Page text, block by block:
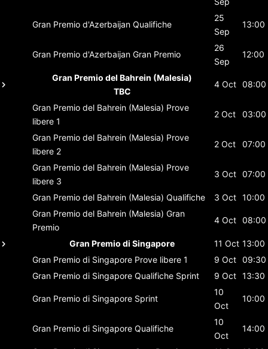
Gran Premio d'Azerbaijan Qualifiche
25
Sep
13:00
Gran Premio d'Azerbaijan Gran Premio
26
Sep
12:00
Gran Premio del Bahrein (Malesia)
TBC
4 Oct 08:00
Gran Premio del Bahrein (Malesia) Prove
libere 1
2 Oct 03:00
Gran Premio del Bahrein (Malesia) Prove
libere 2
2 Oct 07:00
Gran Premio del Bahrein (Malesia) Prove
libere 3
3 Oct 07:00
Gran Premio del Bahrein (Malesia) Qualifiche 3 Oct 10:00
Gran Premio del Bahrein (Malesia) Gran
Premio
4 Oct 08:00
Gran Premio di Singapore 11 Oct 13:00
Gran Premio di Singapore Prove libere 1 9 Oct 09:30
Gran Premio di Singapore Qualifiche Sprint 9 Oct 13:30
Gran Premio di Singapore Sprint
10
Oct
10:00
Gran Premio di Singapore Qualifiche
10
Oct
14:00